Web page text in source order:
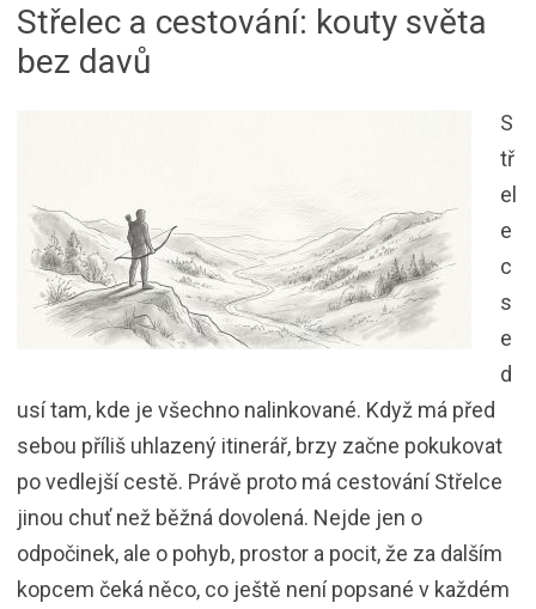
Střelec a cestování: kouty světa
bez davů
S
tř
el
e
c
s
e
d
usí tam, kde je všechno nalinkované. Když má před
sebou příliš uhlazený itinerář, brzy začne pokukovat
po vedlejší cestě. Právě proto má cestování Střelce
jinou chuť než běžná dovolená. Nejde jen o
odpočinek, ale o pohyb, prostor a pocit, že za dalším
kopcem čeká něco, co ještě není popsané v každém